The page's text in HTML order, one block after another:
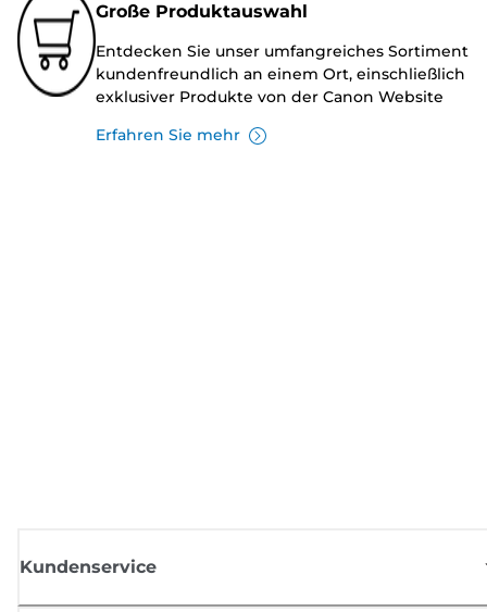
Große Produktauswahl
Entdecken Sie unser umfangreiches Sortiment
kundenfreundlich an einem Ort, einschließlich
exklusiver Produkte von der Canon Website
Erfahren Sie mehr
Kundenservice